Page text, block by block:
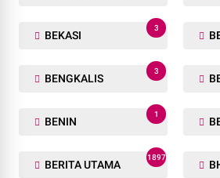
BEKASI
3
BENGKALIS
3
BENIN
1
BERITA UTAMA
1897